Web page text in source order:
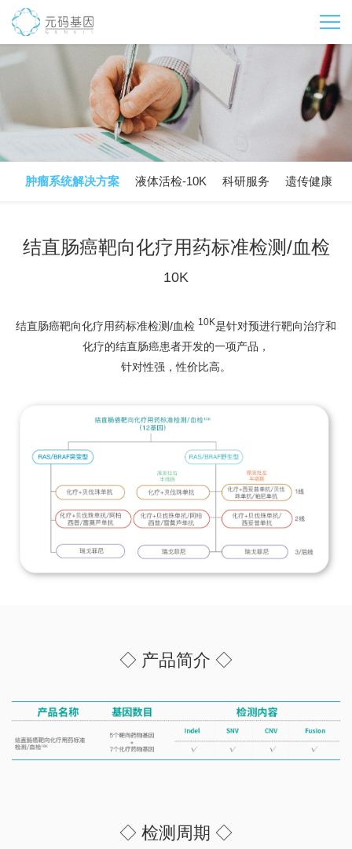
肿瘤系统解决方案 液体活检-10K 科研服务 遗传健康
结直肠癌靶向化疗用药标准检测/血检
10K
结直肠癌靶向化疗用药标准检测/血检 10K是针对预进行靶向治疗和
化疗的结直肠癌患者开发的一项产品，
针对性强，性价比高。
◇ 产品简介 ◇
◇ 检测周期 ◇